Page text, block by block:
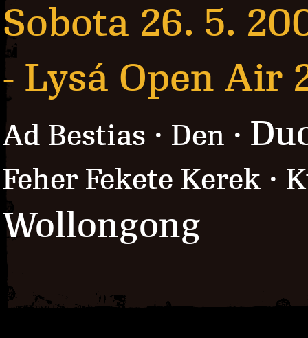
Sobota 26. 5.
- Lysá Open Air
Ad Bestias · Den ·
Feher Fekete Kerek ·
Wollongong